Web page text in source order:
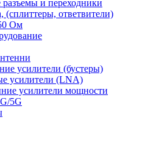
и переходники
(сплиттеры, ответвители)
Ом
усилители (бустеры)
усилители (LNA)
усилители мощности
5G